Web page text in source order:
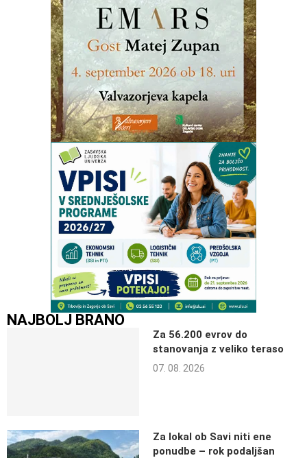
NAJBOLJ BRANO
Za 56.200 evrov do
stanovanja z veliko teraso
07. 08. 2026
Za lokal ob Savi niti ene
ponudbe – rok podaljšan